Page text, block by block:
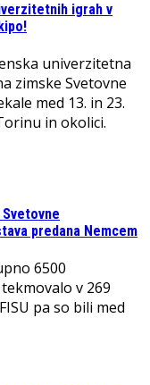
igrah v
univerzitetna
zimske Svetovne
med 13. in 23.
in okolici.
predana Nemcem
6500
v 269
pa so bili med